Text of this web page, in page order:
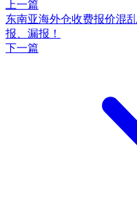
上一篇
东南亚海外仓收费报价混
报、漏报！
下一篇